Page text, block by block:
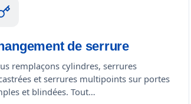
de serrure
remplaçons cylindres, serrures
et serrures multipoints sur portes
et blindées. Tout…